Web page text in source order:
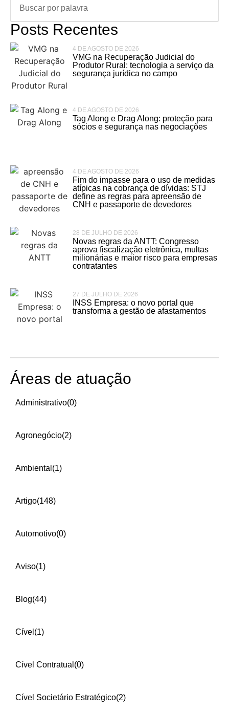
Posts Recentes
4 DE AGOSTO DE 2026
VMG na Recuperação Judicial do
Produtor Rural: tecnologia a serviço da
segurança jurídica no campo
4 DE AGOSTO DE 2026
Tag Along e Drag Along: proteção para
sócios e segurança nas negociações
4 DE AGOSTO DE 2026
Fim do impasse para o uso de medidas
atípicas na cobrança de dívidas: STJ
define as regras para apreensão de
CNH e passaporte de devedores
28 DE JULHO DE 2026
Novas regras da ANTT: Congresso
aprova fiscalização eletrônica, multas
milionárias e maior risco para empresas
contratantes
27 DE JULHO DE 2026
INSS Empresa: o novo portal que
transforma a gestão de afastamentos
Áreas de atuação
Administrativo(0)
Agronegócio(2)
Ambiental (1)
Artigo(148)
Automotivo(0)
Aviso(1)
Blog(44)
Cível (1)
Cível Contratual (0)
Cível Societário Estratégico(2)